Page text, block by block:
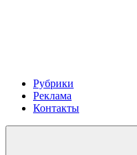
Рубрики
Реклама
Контакты